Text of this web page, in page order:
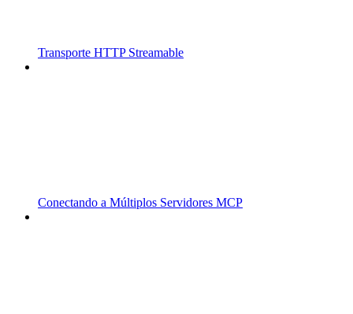
Transporte HTTP Streamable
Conectando a Múltiplos Servidores MCP